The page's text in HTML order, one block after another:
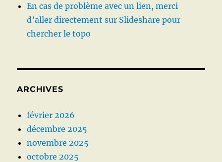
En cas de problème avec un lien, merci
d’aller directement sur Slideshare pour
chercher le topo
ARCHIVES
février 2026
décembre 2025
novembre 2025
octobre 2025